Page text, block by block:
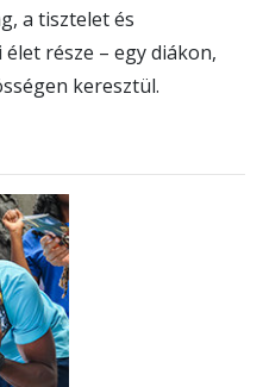
a tisztelet és
része – egy diákon,
keresztül.